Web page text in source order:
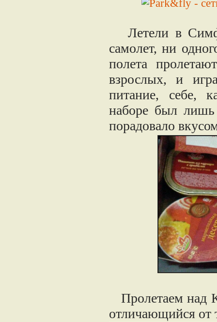
Летели в
самолет, ни
полета
взрослых, и
питание, себе,
наборе был лишь
порадовало
Пролетаем над
отличающийся от